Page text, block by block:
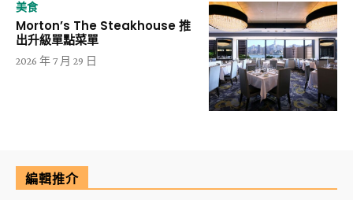
美食
Morton’s The Steakhouse 推
出升級單點菜單
2026 年 7 月 29 日
編輯推介